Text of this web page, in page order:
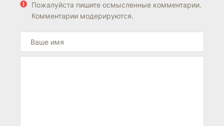
Пожалуйста пишите осмысленные комментарии.
Комментарии модерируются.